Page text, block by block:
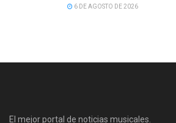
6 DE AGOSTO DE 2026
El mejor portal de noticias musicales.